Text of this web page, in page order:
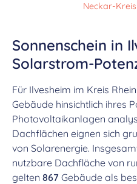
Neckar-Kreis
Sonnenschein in
Solarstrom-
Für Ilvesheim im Kreis
Gebäude hinsichtlich ihres
Photovoltaikanlagen
Dachflächen eignen sich
von Solarenergie.
nutzbare Dachfläche von
gelten 867 Gebäude als